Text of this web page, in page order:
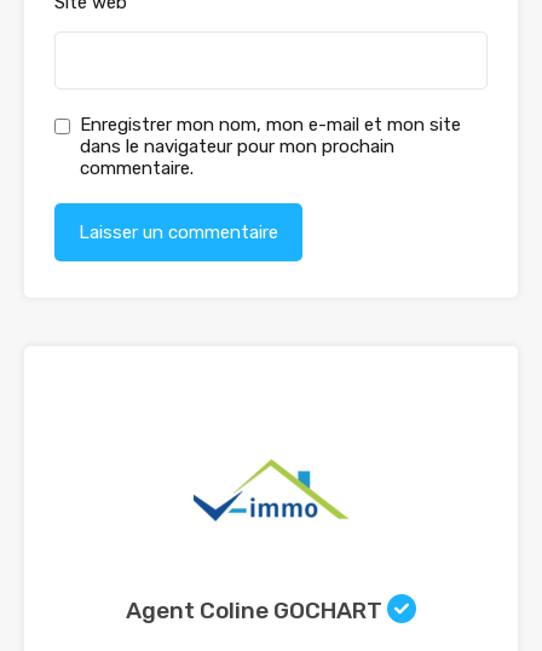
Enregistrer mon nom, mon e-mail et mon site
dans le navigateur pour mon prochain
commentaire.
Agent Coline GOCHART